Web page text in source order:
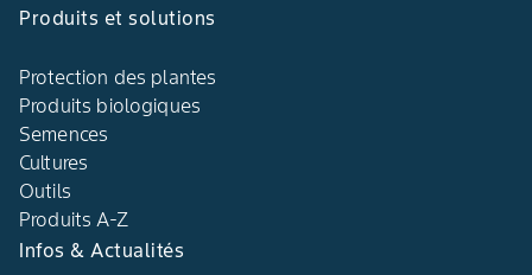
Produits et solutions
Protection des plantes
Produits biologiques
Semences
Cultures
Outils
Produits A-Z
Infos & Actualités